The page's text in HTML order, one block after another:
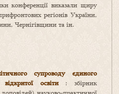
конференції виказали щиру
регіонів України,
Чернігівщини та ін.
супроводу єдиного
освіти: збірник